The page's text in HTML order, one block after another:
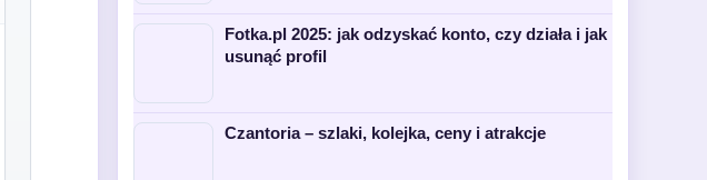
Fotka.pl 2025: jak odzyskać konto, czy działa i jak
usunąć profil
Czantoria – szlaki, kolejka, ceny i atrakcje